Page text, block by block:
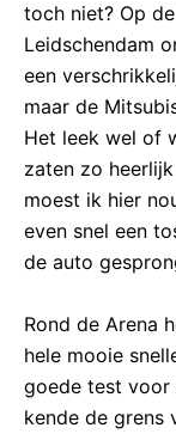
toch niet? Op
Leidschendam
een
maar de
Het leek wel of
zaten zo
moest ik hier
even snel een
de auto
Rond de Arena
hele mooie
goede test voor
kende de grens